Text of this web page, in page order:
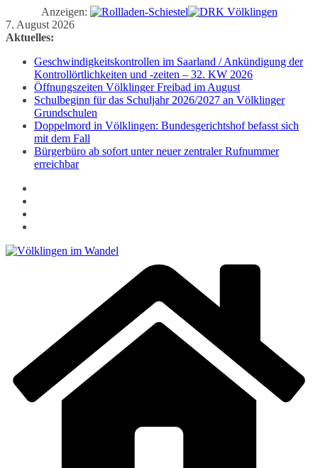
Anzeigen:
Zum
Inhalt
7. August 2026
Aktuelles:
Geschwindigkeitskontrollen im Saarland / Ankündigung der
Kontrollörtlichkeiten und -zeiten – 32. KW 2026
Öffnungszeiten Völklinger Freibad im August
Schulbeginn für das Schuljahr 2026/2027 an Völklinger
Grundschulen
Doppelmord in Völklingen: Bundesgerichtshof befasst sich
mit dem Fall
Bürgerbüro ab sofort unter neuer zentraler Rufnummer
erreichbar